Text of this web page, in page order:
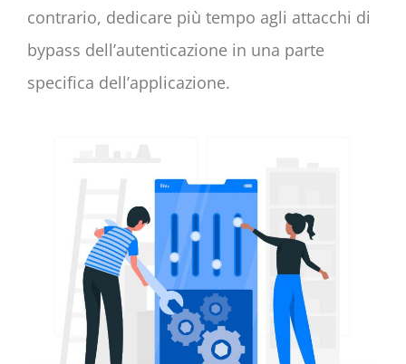
contrario, dedicare più tempo agli attacchi di
bypass dell’autenticazione in una parte
specifica dell’applicazione.